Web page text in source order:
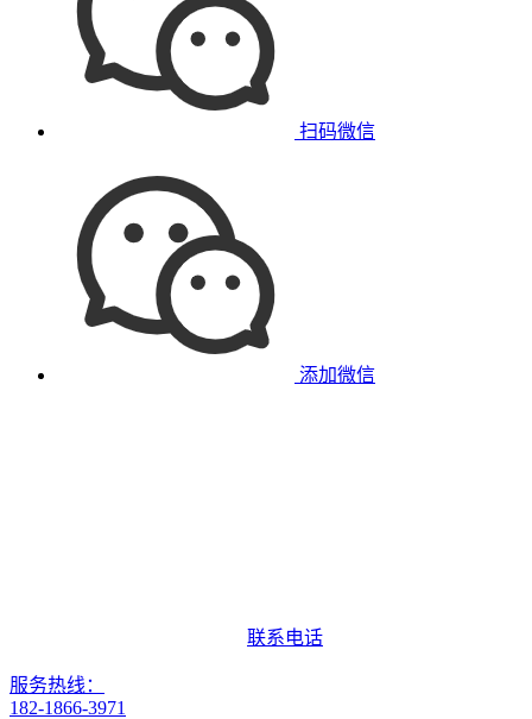
扫码微信
添加微信
联系电话
服务热线：
182-1866-3971